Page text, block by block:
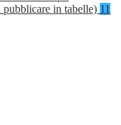
pubblicare in tabelle) 11